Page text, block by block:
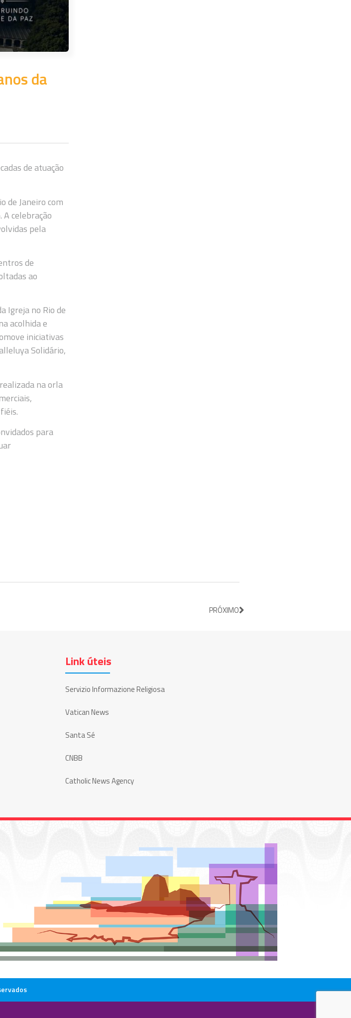
da
de atuação
de Janeiro com
celebração
pela
de
ao
Igreja no Rio de
acolhida e
iniciativas
Solidário,
na orla
para
PRÓXIMO
Link úteis
Servizio Informazione Religiosa
Vatican News
Santa Sé
CNBB
Catholic News Agency